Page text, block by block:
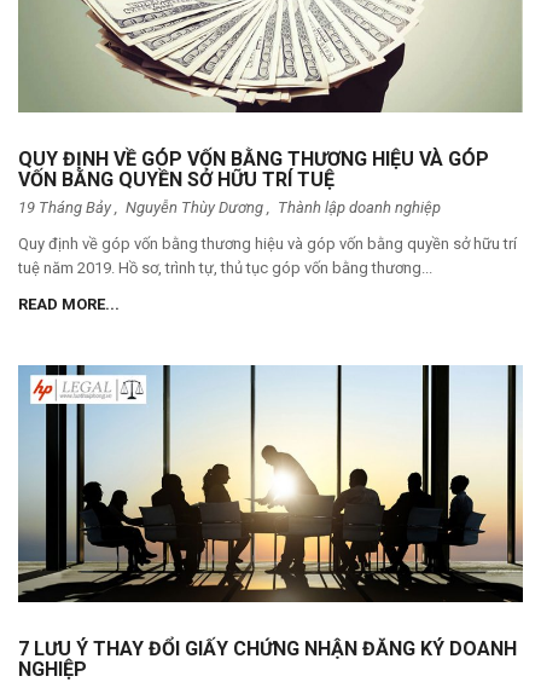
QUY ĐỊNH VỀ GÓP VỐN BẰNG THƯƠNG HIỆU VÀ GÓP
VỐN BẰNG QUYỀN SỞ HỮU TRÍ TUỆ
19 Tháng Bảy , Nguyễn Thùy Dương
Thành lập doanh nghiệp
Quy định về góp vốn bằng thương hiệu và góp vốn bằng quyền sở hữu trí
tuệ năm 2019. Hồ sơ, trình tự, thủ tục góp vốn bằng thương...
READ MORE...
7 LƯU Ý THAY ĐỔI GIẤY CHỨNG NHẬN ĐĂNG KÝ DOANH
NGHIỆP